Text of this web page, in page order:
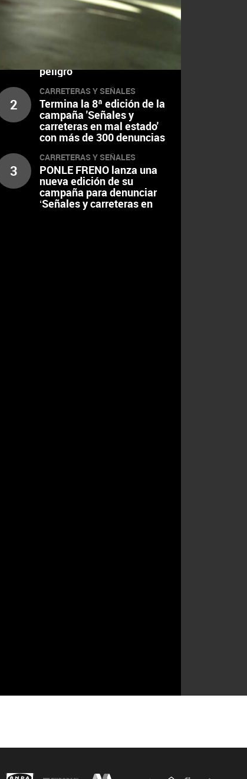
Una década de baches y
Carril Auroros en un
peligro
2
CARRETERAS Y SEÑALES
Termina la 8ª edición de la
campaña 'Señales y
carreteras en mal estado'
con más de 300 denuncias
3
CARRETERAS Y SEÑALES
PONLE FRENO lanza una
nueva edición de su
campaña para denunciar
‘Señales y carreteras en
mal estado’ tras tramitar